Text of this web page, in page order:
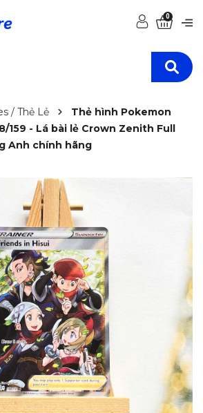
0
/ Thẻ Lẻ
Thẻ hình Pokemon
159 - Lá bài lẻ Crown Zenith Full
Anh chính hãng